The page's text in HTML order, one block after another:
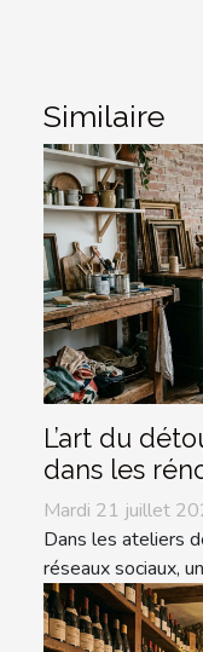
Similaire
L’art du
dans les
Mardi 21 juillet
Dans les ateliers
réseaux sociaux,